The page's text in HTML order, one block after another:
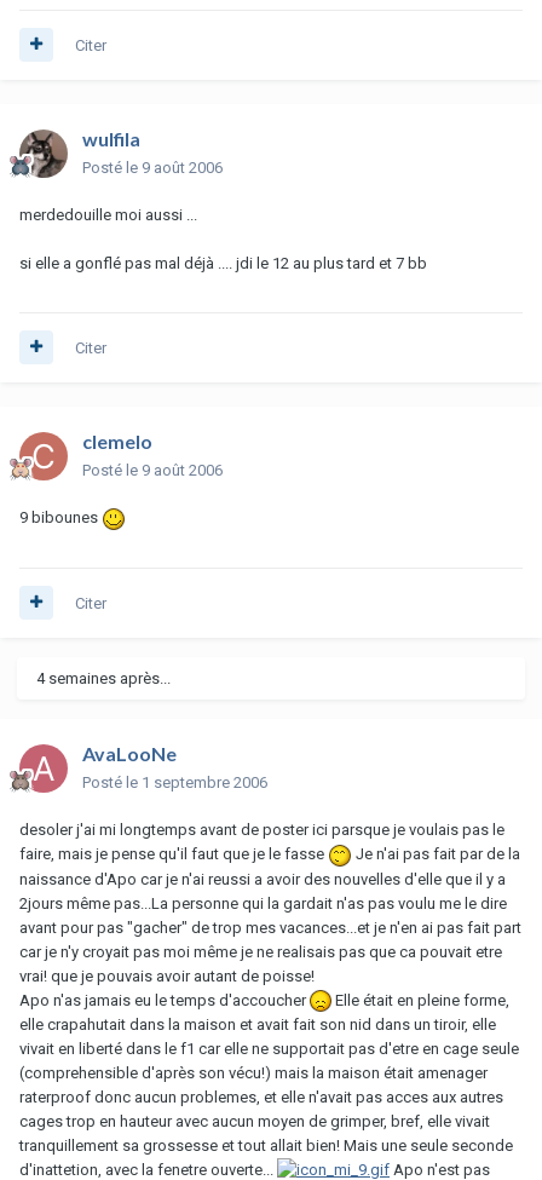
Citer
wulfila
Posté le 9 août 2006
merdedouille moi aussi ...
si elle a gonflé pas mal déjà .... jdi le 12 au plus tard et 7 bb
Citer
clemelo
Posté le 9 août 2006
9 bibounes
Citer
4 semaines après...
AvaLooNe
Posté le 1 septembre 2006
desoler j'ai mi longtemps avant de poster ici parsque je voulais pas le
faire, mais je pense qu'il faut que je le fasse
Je n'ai pas fait par de la
naissance d'Apo car je n'ai reussi a avoir des nouvelles d'elle que il y a
2jours même pas...La personne qui la gardait n'as pas voulu me le dire
avant pour pas "gacher" de trop mes vacances...et je n'en ai pas fait part
car je n'y croyait pas moi même je ne realisais pas que ca pouvait etre
vrai! que je pouvais avoir autant de poisse!
Apo n'as jamais eu le temps d'accoucher
Elle était en pleine forme,
elle crapahutait dans la maison et avait fait son nid dans un tiroir, elle
vivait en liberté dans le f1 car elle ne supportait pas d'etre en cage seule
(comprehensible d'après son vécu!) mais la maison était amenager
raterproof donc aucun problemes, et elle n'avait pas acces aux autres
cages trop en hauteur avec aucun moyen de grimper, bref, elle vivait
tranquillement sa grossesse et tout allait bien! Mais une seule seconde
d'inattetion, avec la fenetre ouverte...
Apo n'est pas